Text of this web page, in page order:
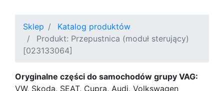
Sklep
Katalog produktów
Produkt: Przepustnica (moduł sterujący)
[023133064]
Oryginalne części do samochodów grupy VAG:
VW, Skoda, SEAT, Cupra, Audi, Volkswagen